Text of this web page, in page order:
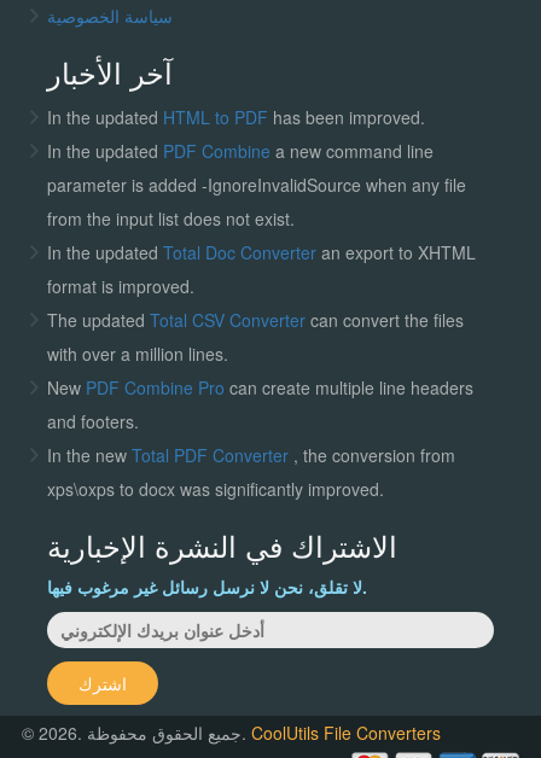
سياسة الخصوصية
آخر الأخبار
In the updated HTML to PDF has been improved.
In the updated PDF Combine a new command line
parameter is added -IgnoreInvalidSource when any file
from the input list does not exist.
In the updated Total Doc Converter an export to XHTML
format is improved.
The updated Total CSV Convertercan convert the files
with over a million lines.
New PDF Combine Pro can create multiple line headers
and footers.
In the new Total PDF Converter , the conversion from
xps\oxps to docx was significantly improved.
الاشتراك في النشرة الإخبارية
لا تقلق، نحن لا نرسل رسائل غير مرغوب فيها.
اشترك
© 2026. جميع الحقوق محفوظة.CoolUtils File Converters